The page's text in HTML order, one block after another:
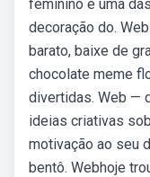
feminino é uma
decoração do.
barato, baixe de
chocolate meme
divertidas. Web —
ideias criativas
motivação ao seu
bentô. Webhoje